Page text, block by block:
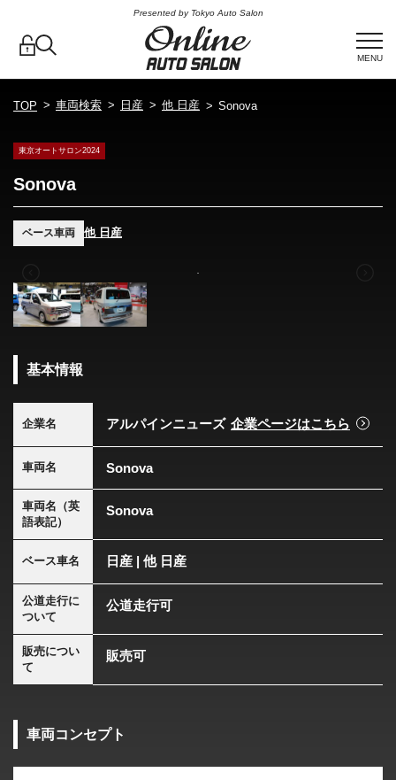
Presented by Tokyo Auto Salon
MENU
TOP 車両検索 日産 他 日産 Sonova
東京オートサロン2024
Sonova
ベース車両 他 日産
基本情報
企業名 アルパインニューズ 企業ページはこちら
車両名 Sonova
車両名（英
語表記）
Sonova
ベース車名 日産 | 他 日産
公道走行に
ついて
公道走行可
販売につい
て
販売可
車両コンセプト